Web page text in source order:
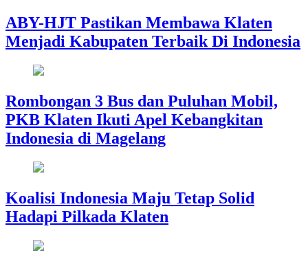
ABY-HJT Pastikan Membawa Klaten
Menjadi Kabupaten Terbaik Di Indonesia
Rombongan 3 Bus dan Puluhan Mobil,
PKB Klaten Ikuti Apel Kebangkitan
Indonesia di Magelang
Koalisi Indonesia Maju Tetap Solid
Hadapi Pilkada Klaten